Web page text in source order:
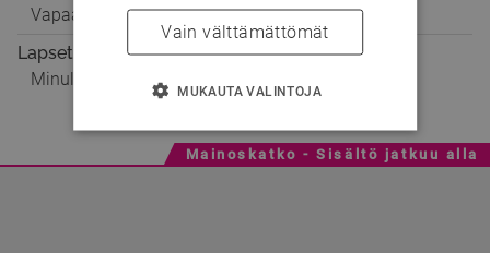
Vapaa
Lapset
Minulla on 2 lasta
Mainoskatko - Sisältö jatkuu alla
Vain välttämättömät
MUKAUTA VALINTOJA